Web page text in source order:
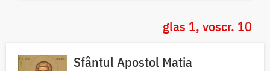
glas 1, voscr. 10
Sfântul Apostol Matia